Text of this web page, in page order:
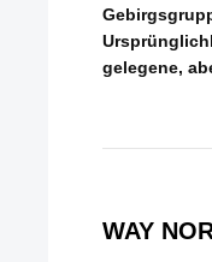
gelegene,
WAY